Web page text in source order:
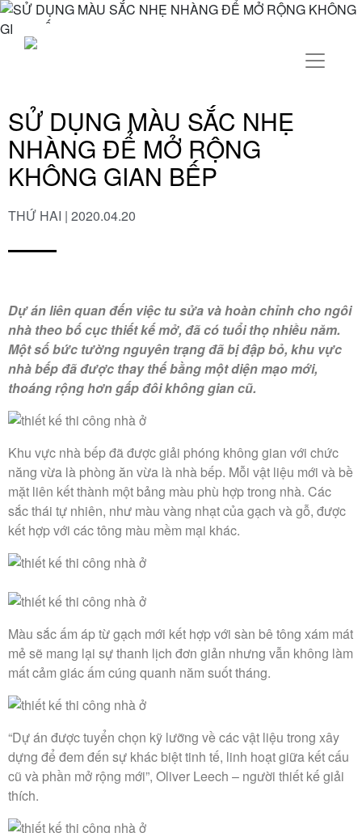
SỬ DỤNG MÀU SẮC NHẸ
NHÀNG ĐỂ MỞ RỘNG
KHÔNG GIAN BẾP
THỨ HAI | 2020.04.20
Dự án liên quan đến việc tu sửa và hoàn chỉnh cho ngôi
nhà theo bố cục thiết kế mở, đã có tuổi thọ nhiều năm.
Một số bức tường nguyên trạng đã bị đập bỏ, khu vực
nhà bếp đã được thay thế bằng một diện mạo mới,
thoáng rộng hơn gấp đôi không gian cũ.
Khu vực nhà bếp đã được giải phóng không gian với chức
năng vừa là phòng ăn vừa là nhà bếp. Mỗi vật liệu mới và bề
mặt liên kết thành một bảng màu phù hợp trong nhà. Các
sắc thái tự nhiên, như màu vàng nhạt của gạch và gỗ, được
kết hợp với các tông màu mềm mại khác.
Màu sắc ấm áp từ gạch mới kết hợp với sàn bê tông xám mát
mẻ sẽ mang lại sự thanh lịch đơn giản nhưng vẫn không làm
mất cảm giác ấm cúng quanh năm suốt tháng.
“Dự án được tuyển chọn kỹ lưỡng về các vật liệu trong xây
dựng để đem đến sự khác biệt tinh tế, linh hoạt giữa kết cấu
cũ và phần mở rộng mới”, Oliver Leech – người thiết kế giải
thích.